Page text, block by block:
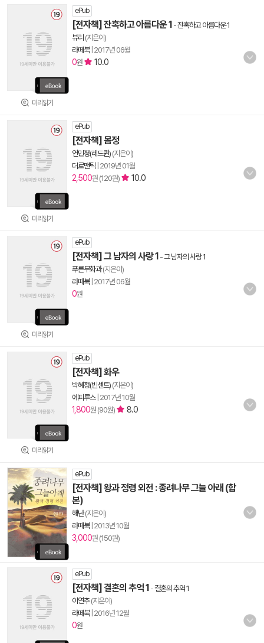
미리읽기
ePub
[전자책] 잔혹하고 아름다운 1 -잔혹하고 아름다운 1
뷰리 (지은이)
라떼북| 2017년 06월
0원 10.0
미리읽기
ePub
[전자책] 몸정
연민정(레드퀸) (지은이)
더로맨틱 2019년 01월
2,500원 (120원) 10.0
미리읽기
ePub
[전자책] 그 남자의 사랑 1 -그 남자의 사랑 1
푸른무화과(지은이)
라떼북| 2017년 06월
0원
미리읽기
ePub
[전자책] 화우
박혜정(빈센트) (지은이)
에피루스| 2017년 10월
1,800원 (90원) 8.0
ePub
[전자책] 왕과 정령 외전 : 종려나무 그늘 아래 (합
본)
해난(지은이)
라떼북| 2013년 10월
3,000원 (150원)
ePub
[전자책] 결혼의 추억 1 -결혼의 추억 1
이연추(지은이)
라떼북| 2016년 12월
0원